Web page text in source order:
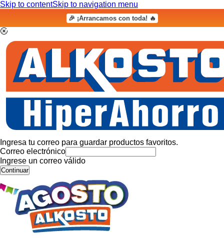
Skip to contentSkip to navigation menu
🎉 ¡Arrancamos con toda! 🔥
Ingresa tu correo para guardar productos favoritos.
Correo electrónico
Ingrese un correo válido
Continuar